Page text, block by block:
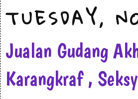
TUESDAY,
Jualan Gudang
Karangkraf ,